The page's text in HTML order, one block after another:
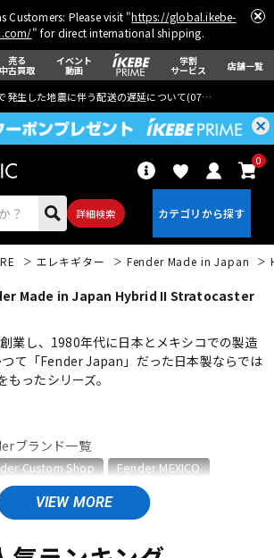
Customers: Please visit "https://global.ikebe-
" for direct international shipping.
売る
中古買取
イベント
動画
学割
サービス 店舗一覧
発生した地震に伴う配送の遅延について(07月29日
詳細検索
0
ー アコギ/エレアコ
パーカッション
電子ピアノ
エレキギター Fender Made in Japan
Made in Japan Hybrid II Stratocaster
業し、1980年代に日本とメキシコでの製造
て「Fender Japan」だった日本製ならでは
ったシリーズ。
ブランド一覧
Custom Shop
Fender MEXICO
Fender Standard Series
Fender Japan